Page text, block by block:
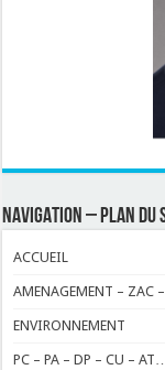
NAVIGATION – PLAN DU
ACCUEIL
AMENAGEMENT – ZAC –
ENVIRONNEMENT
PC – PA – DP – CU –